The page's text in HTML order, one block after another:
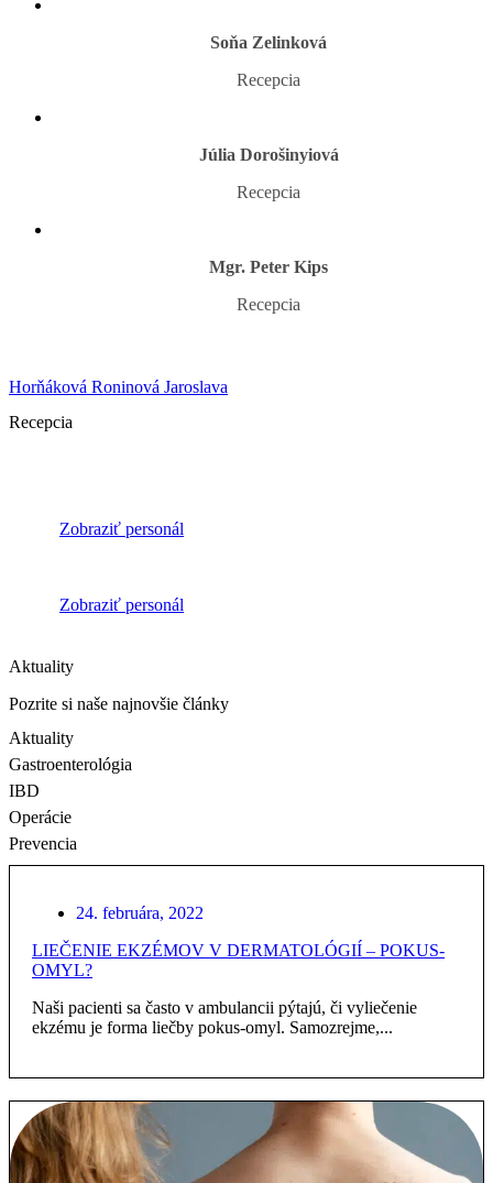
Soňa Zelinková
Recepcia
Júlia Dorošinyiová
Recepcia
Mgr. Peter Kips
Recepcia
Horňáková Roninová Jaroslava
Recepcia
Zobraziť personál
Zobraziť personál
Aktuality
Pozrite si naše najnovšie články
Aktuality
Gastroenterológia
IBD
Operácie
Prevencia
24. februára, 2022
LIEČENIE EKZÉMOV V DERMATOLÓGIÍ – POKUS-
OMYL?
Naši pacienti sa často v ambulancii pýtajú, či vyliečenie
ekzému je forma liečby pokus-omyl. Samozrejme,...